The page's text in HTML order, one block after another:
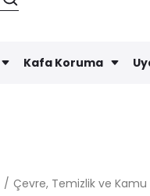
Kafa Koruma
Çevre, Temizlik ve Kamu